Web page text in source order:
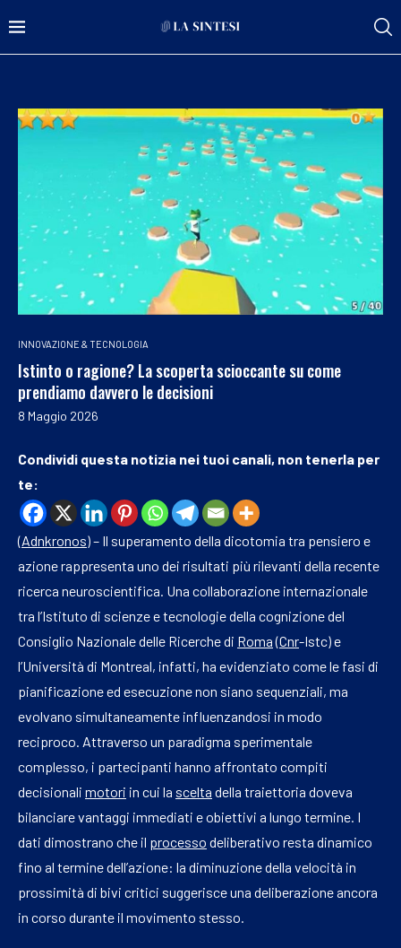
INNOVAZIONE & TECNOLOGIA
Istinto o ragione? La scoperta scioccante su come
prendiamo davvero le decisioni
8 Maggio 2026
Condividi questa notizia nei tuoi canali, non tenerla per
te:
(Adnkronos) – Il superamento della dicotomia tra pensiero e
azione rappresenta uno dei risultati più rilevanti della recente
ricerca neuroscientifica. Una collaborazione internazionale
tra l’Istituto di scienze e tecnologie della cognizione del
Consiglio Nazionale delle Ricerche di Roma(Cnr-Istc) e
l’Università di Montreal, infatti, ha evidenziato come le fasi di
pianificazione ed esecuzione non siano sequenziali, ma
evolvano simultaneamente influenzandosi in modo
reciproco. Attraverso un paradigma sperimentale
complesso, i partecipanti hanno affrontato compiti
decisionali motori in cui la scelta della traiettoria doveva
bilanciare vantaggi immediati e obiettivi a lungo termine. I
dati dimostrano che il processo deliberativo resta dinamico
fino al termine dell’azione: la diminuzione della velocità in
prossimità di bivi critici suggerisce una deliberazione ancora
in corso durante il movimento stesso.